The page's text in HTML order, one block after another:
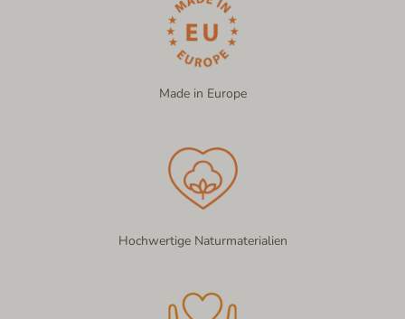
Made in Europe
Hochwertige Naturmaterialien